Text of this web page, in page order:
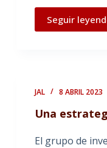
Seguir
JAL 8 ABRIL 2023
Una
El grupo de